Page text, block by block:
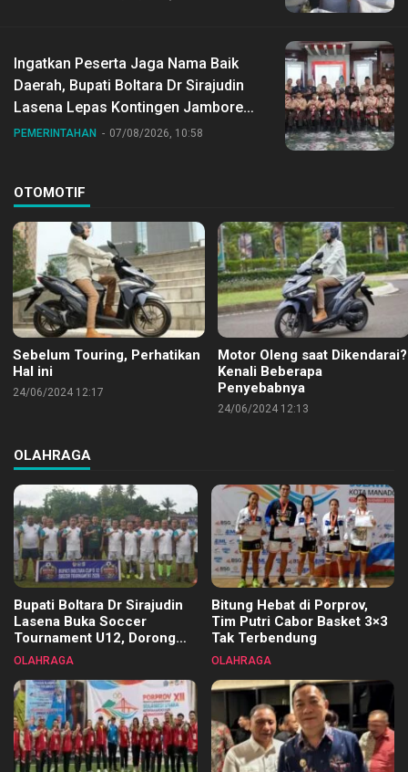
Ingatkan Peserta Jaga Nama Baik
Daerah, Bupati Boltara Dr Sirajudin
Lasena Lepas Kontingen Jambore
Nasional ke XII di Buperta Cibubur
PEMERINTAHAN 07/08/2026, 10:58
OTOMOTIF
Sebelum Touring, Perhatikan
Hal ini
24/06/2024 12:17
Motor Oleng saat Dikendarai?
Kenali Beberapa
Penyebabnya
24/06/2024 12:13
OLAHRAGA
Bupati Boltara Dr Sirajudin
Lasena Buka Soccer
Tournament U12, Dorong
Pembinaan Merata di Setiap
OLAHRAGA
Bitung Hebat di Porprov,
Tim Putri Cabor Basket 3×3
Tak Terbendung
OLAHRAGA